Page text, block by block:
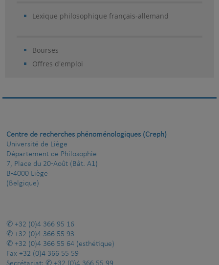
Lexique philosophique français-allemand
Bourses
Offres d'emploi
Centre de recherches phénoménologiques (Creph)
Université de Liège
Département de Philosophie
7, Place du 20-Août (Bât. A1)
B-4000 Liège
(Belgique)
+32 (0)4 366 95 16
+32 (0)4 366 55 93
+32 (0)4 366 55 64 (esthétique)
Fax +32 (0)4 366 55 59